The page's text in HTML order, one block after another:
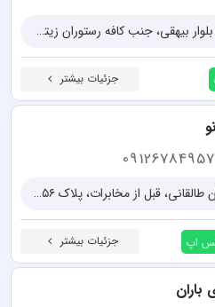
کرج، رجایی شهر (گوهردشت)، بلوار بیهقی، جنب کافه رستوران زیتون، ساختمان ساوین، طبقه دوم، واحد 3
جزئیات بیشتر
09126784957
کرج، عظیمیه، ضلع شرقی میدان طالقانی، قبل از مخابرات، پلاک ۱۵۶، طبقه دوم سمت راست
اپ جزئیات بیشتر
باران